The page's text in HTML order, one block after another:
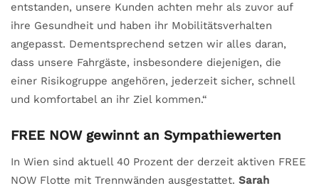
entstanden, unsere Kunden achten mehr als zuvor auf
ihre Gesundheit und haben ihr Mobilitätsverhalten
angepasst. Dementsprechend setzen wir alles daran,
dass unsere Fahrgäste, insbesondere diejenigen, die
einer Risikogruppe angehören, jederzeit sicher, schnell
und komfortabel an ihr Ziel kommen.“
FREE NOW gewinnt an Sympathiewerten
In Wien sind aktuell 40 Prozent der derzeit aktiven FREE
NOW Flotte mit Trennwänden ausgestattet. Sarah